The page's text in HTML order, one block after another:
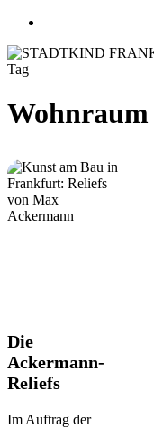
Tag
Wohnraum
Die
Ackermann-
Reliefs
Die
Ackermann-
Reliefs
Im Auftrag der